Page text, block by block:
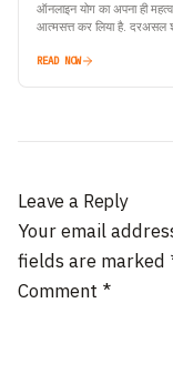
ऑनलाइन योग का अपना ही
आत्मसत्त कर लिया है. दरअसल
READ NOW
Leave a Reply
Your email
fields are marked
Comment *